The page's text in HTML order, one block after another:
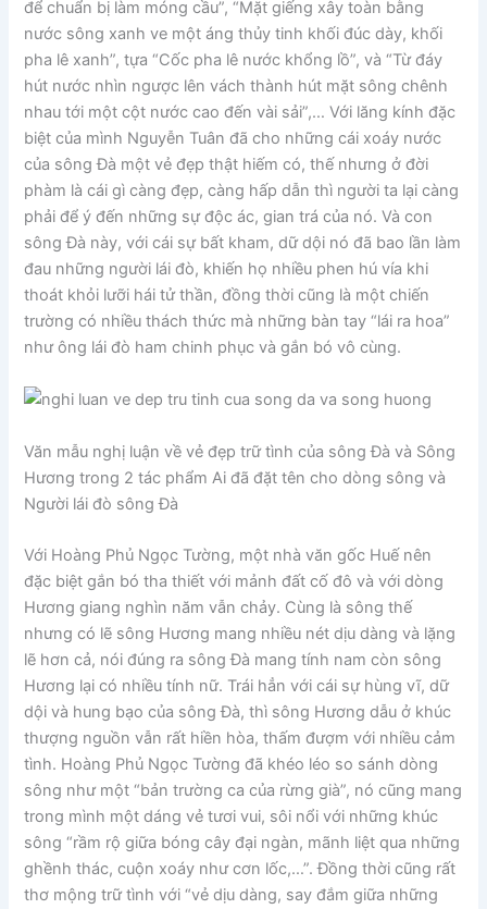
để chuẩn bị làm móng cầu”, “Mặt giếng xây toàn bằng
nước sông xanh ve một áng thủy tinh khối đúc dày, khối
pha lê xanh”, tựa “Cốc pha lê nước khổng lồ”, và “Từ đáy
hút nước nhìn ngược lên vách thành hút mặt sông chênh
nhau tới một cột nước cao đến vài sải”,… Với lăng kính đặc
biệt của mình Nguyễn Tuân đã cho những cái xoáy nước
của sông Đà một vẻ đẹp thật hiếm có, thế nhưng ở đời
phàm là cái gì càng đẹp, càng hấp dẫn thì người ta lại càng
phải để ý đến những sự độc ác, gian trá của nó. Và con
sông Đà này, với cái sự bất kham, dữ dội nó đã bao lần làm
đau những người lái đò, khiến họ nhiều phen hú vía khi
thoát khỏi lưỡi hái tử thần, đồng thời cũng là một chiến
trường có nhiều thách thức mà những bàn tay “lái ra hoa”
như ông lái đò ham chinh phục và gắn bó vô cùng.
Văn mẫu nghị luận về vẻ đẹp trữ tình của sông Đà và Sông
Hương trong 2 tác phẩm Ai đã đặt tên cho dòng sông và
Người lái đò sông Đà
Với Hoàng Phủ Ngọc Tường, một nhà văn gốc Huế nên
đặc biệt gắn bó tha thiết với mảnh đất cố đô và với dòng
Hương giang nghìn năm vẫn chảy. Cùng là sông thế
nhưng có lẽ sông Hương mang nhiều nét dịu dàng và lặng
lẽ hơn cả, nói đúng ra sông Đà mang tính nam còn sông
Hương lại có nhiều tính nữ. Trái hẳn với cái sự hùng vĩ, dữ
dội và hung bạo của sông Đà, thì sông Hương dẫu ở khúc
thượng nguồn vẫn rất hiền hòa, thấm đượm với nhiều cảm
tình. Hoàng Phủ Ngọc Tường đã khéo léo so sánh dòng
sông như một “bản trường ca của rừng già”, nó cũng mang
trong mình một dáng vẻ tươi vui, sôi nổi với những khúc
sông “rầm rộ giữa bóng cây đại ngàn, mãnh liệt qua những
ghềnh thác, cuộn xoáy như cơn lốc,…”. Đồng thời cũng rất
thơ mộng trữ tình với “vẻ dịu dàng, say đắm giữa những